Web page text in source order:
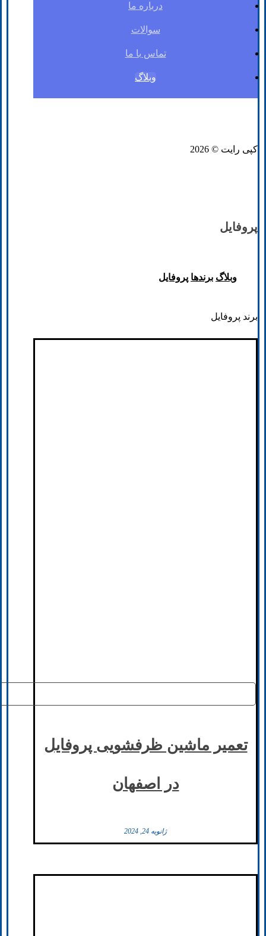
درباره ما
سوالات
تماس با ما
وبلاگ
کپی رایت © 2026
پروفایل
وبلاگ برند‌ها پروفایل
برند پروفایل
تعمیر ماشین ظرفشویی پروفایل
در اصفهان
ژانویه 24, 2024